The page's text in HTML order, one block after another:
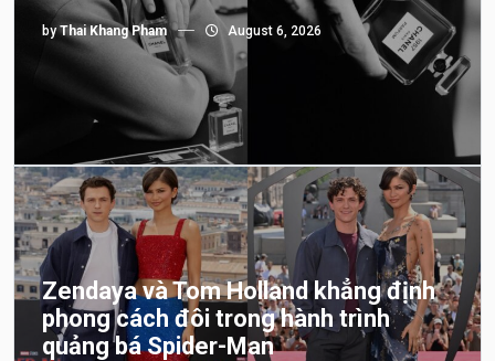
byThai Khang Pham August 6, 2026
Zendaya và Tom Holland khẳng định
phong cách đôi trong hành trình
quảng bá Spider-Man